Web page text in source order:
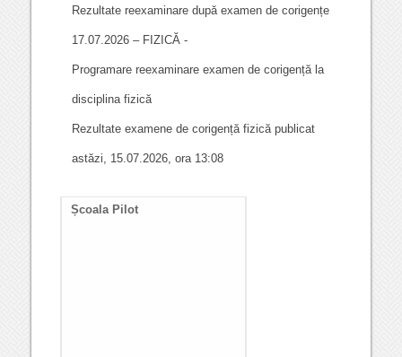
Rezultate reexaminare după examen de corigențe
17.07.2026 – FIZICĂ -
Programare reexaminare examen de corigență la
disciplina fizică
Rezultate examene de corigență fizică publicat
astăzi, 15.07.2026, ora 13:08
Școala Pilot